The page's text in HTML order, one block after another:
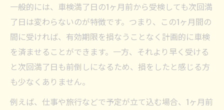
一般的には、車検満了日の1ヶ月前から受検しても次回満
了日は変わらないのが特徴です。つまり、この1ヶ月間の
間に受ければ、有効期限を損なうことなく計画的に車検
を済ませることができます。一方、それより早く受ける
と次回満了日も前倒しになるため、損をしたと感じる方
も少なくありません。
例えば、仕事や旅行などで予定が立て込む場合、1ヶ月前